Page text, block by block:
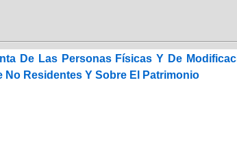
De Las Personas Físicas Y De
No Residentes Y Sobre El Patrimonio